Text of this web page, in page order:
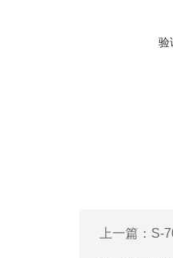
验
上一篇： S-